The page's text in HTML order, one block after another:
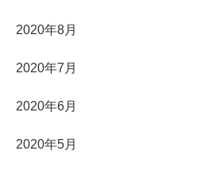
2020年8月
2020年7月
2020年6月
2020年5月